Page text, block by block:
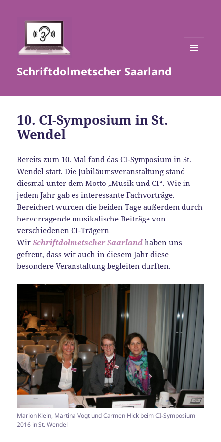
Schriftdolmetscher Saarland
10. CI-Symposium in St.
Wendel
Bereits zum 10. Mal fand das CI-Symposium in St.
Wendel statt. Die Jubiläumsveranstaltung stand
diesmal unter dem Motto „Musik und CI“. Wie in
jedem Jahr gab es interessante Fachvorträge.
Bereichert wurden die beiden Tage außerdem durch
hervorragende musikalische Beiträge von
verschiedenen CI-Trägern.
WirSchriftdolmetscher Saarland haben uns
gefreut, dass wir auch in diesem Jahr diese
besondere Veranstaltung begleiten durften.
Marion Klein, Martina Vogt und Carmen Hick beim CI-Symposium
2016 in St. Wendel